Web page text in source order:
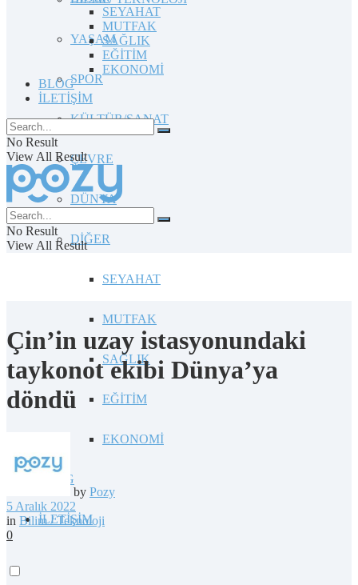
YAŞAM
SPOR
KÜLTÜR/SANAT
ÇEVRE
DÜNYA
DİĞER
SEYAHAT
MUTFAK
SAĞLIK
EĞİTİM
EKONOMİ
BLOG
İLETİŞİM
SEYAHAT
MUTFAK
SAĞLIK
EĞİTİM
EKONOMİ
BLOG
İLETİŞİM
No Result
View All Result
No Result
View All Result
Çin’in uzay istasyonundaki
taykonot ekibi Dünya’ya
döndü
by Pozy
5 Aralık 2022
in Bilim / Teknoloji
0